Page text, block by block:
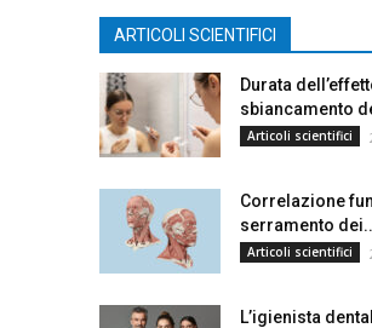
ARTICOLI SCIENTIFICI
Durata
sbiancamento
Articoli scientifici
Correlazione
serramento
Articoli scientifici
L’igienista